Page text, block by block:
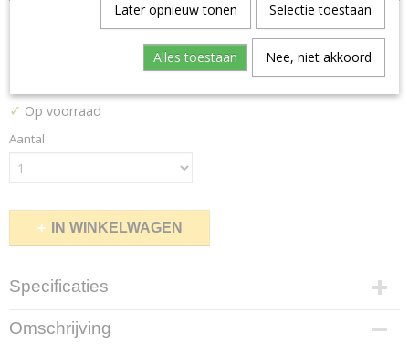
Comfort Plus 26
✓ Op voorraad
Aantal
IN WINKELWAGEN
Specificaties
Productcode leverancier
9.2
Omschrijving
Later opnieuw tonen Selectie toestaan
Alles toestaan Nee, niet akkoord